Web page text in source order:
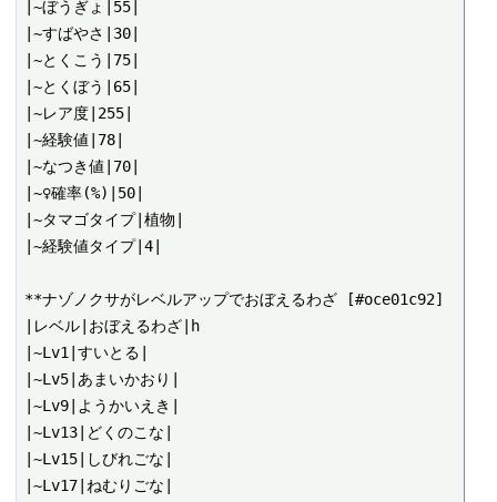
|~ぼうぎょ|55|
|~すばやさ|30|
|~とくこう|75|
|~とくぼう|65|
|~レア度|255|
|~経験値|78|
|~なつき値|70|
|~♀確率(%)|50|
|~タマゴタイプ|植物|
|~経験値タイプ|4|
**ナゾノクサがレベルアップでおぼえるわざ [#oce01c92]
|レベル|おぼえるわざ|h
|~Lv1|すいとる|
|~Lv5|あまいかおり|
|~Lv9|ようかいえき|
|~Lv13|どくのこな|
|~Lv15|しびれごな|
|~Lv17|ねむりごな|